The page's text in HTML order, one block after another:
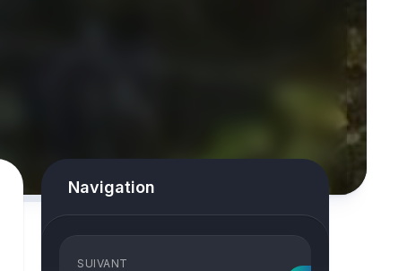
conspiracy
Horreur
Navigation
SUIVANT